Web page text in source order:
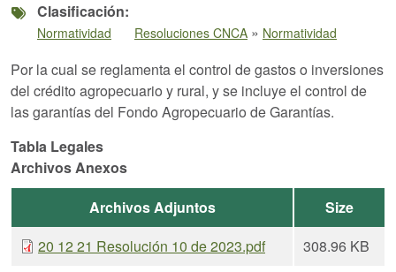
Clasificación
Normatividad Resoluciones CNCA » Normatividad
Por la cual se reglamenta el control de gastos o inversiones
del crédito agropecuario y rural, y se incluye el control de
las garantías del Fondo Agropecuario de Garantías.
Tabla Legales
Archivos Anexos
Archivos Adjuntos
Size
20 12 21 Resolución 10 de 2023.pdf
308.96 KB